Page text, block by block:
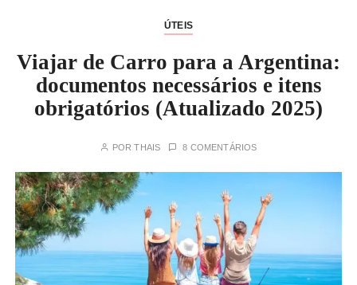
ÚTEIS
Viajar de Carro para a Argentina:
documentos necessários e itens
obrigatórios (Atualizado 2025)
PORTHAIS 8 COMENTÁRIOS